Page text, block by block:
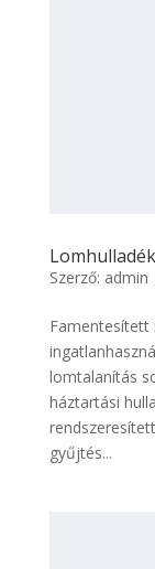
Szerző: admin
Famentesített
lomtalanítás
háztartási
gyűjtés...